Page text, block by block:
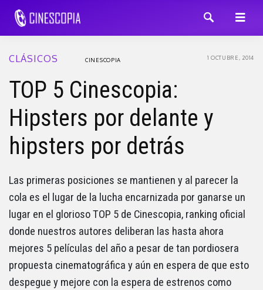
CLÁSICOS 1 OCTUBRE, 2014
CINESCOPIA
TOP 5 Cinescopia:
Hipsters por delante y
hipsters por detrás
Las primeras posiciones se mantienen y al parecer la
cola es el lugar de la lucha encarnizada por ganarse un
lugar en el glorioso TOP 5 de Cinescopia, ranking oficial
donde nuestros autores deliberan las hasta ahora
mejores 5 películas del año a pesar de tan pordiosera
propuesta cinematográfica y aún en espera de que esto
despegue y mejore con la espera de estrenos como